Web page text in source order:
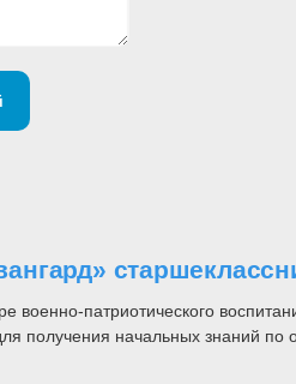
военно-патриотического
получения начальных знаний по